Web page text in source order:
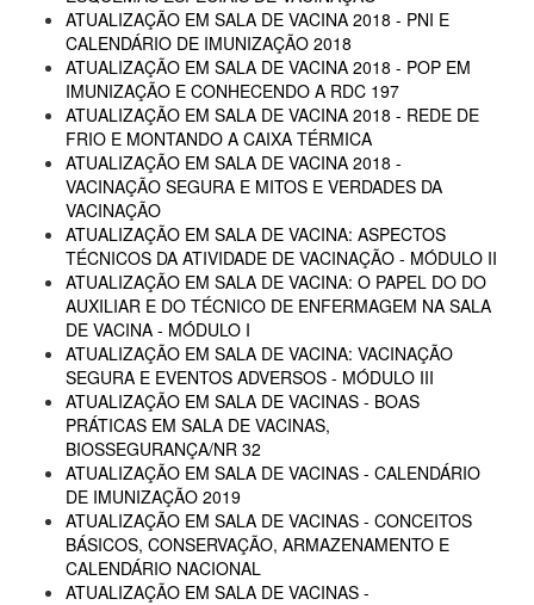
ATUALIZAÇÃO EM SALA DE VACINA 2018 - PNI E
CALENDÁRIO DE IMUNIZAÇÃO 2018
ATUALIZAÇÃO EM SALA DE VACINA 2018 - POP EM
IMUNIZAÇÃO E CONHECENDO A RDC 197
ATUALIZAÇÃO EM SALA DE VACINA 2018 - REDE DE
FRIO E MONTANDO A CAIXA TÉRMICA
ATUALIZAÇÃO EM SALA DE VACINA 2018 -
VACINAÇÃO SEGURA E MITOS E VERDADES DA
VACINAÇÃO
ATUALIZAÇÃO EM SALA DE VACINA: ASPECTOS
TÉCNICOS DA ATIVIDADE DE VACINAÇÃO - MÓDULO II
ATUALIZAÇÃO EM SALA DE VACINA: O PAPEL DO DO
AUXILIAR E DO TÉCNICO DE ENFERMAGEM NA SALA
DE VACINA - MÓDULO I
ATUALIZAÇÃO EM SALA DE VACINA: VACINAÇÃO
SEGURA E EVENTOS ADVERSOS - MÓDULO III
ATUALIZAÇÃO EM SALA DE VACINAS - BOAS
PRÁTICAS EM SALA DE VACINAS,
BIOSSEGURANÇA/NR 32
ATUALIZAÇÃO EM SALA DE VACINAS - CALENDÁRIO
DE IMUNIZAÇÃO 2019
ATUALIZAÇÃO EM SALA DE VACINAS - CONCEITOS
BÁSICOS, CONSERVAÇÃO, ARMAZENAMENTO E
CALENDÁRIO NACIONAL
ATUALIZAÇÃO EM SALA DE VACINAS -